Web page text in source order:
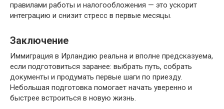
правилами работы и налогообложения — это ускорит
интеграцию и снизит стресс в первые месяцы.
Заключение
Иммиграция в Ирландию реальна и вполне предсказуема,
если подготовиться заранее: выбрать путь, собрать
документы и продумать первые шаги по приезду.
Небольшая подготовка помогает начать уверенно и
быстрее встроиться в новую жизнь.